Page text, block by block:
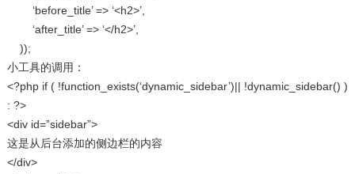
‘before_title’ => ‘<h2>’,
‘after_title’ => ‘</h2>’,
));
小工具的调用：
<?php if ( !function_exists(‘dynamic_sidebar’)|| !dynamic_sidebar() )
: ?>
<div id=”sidebar”>
这是从后台添加的侧边栏的内容
</div>